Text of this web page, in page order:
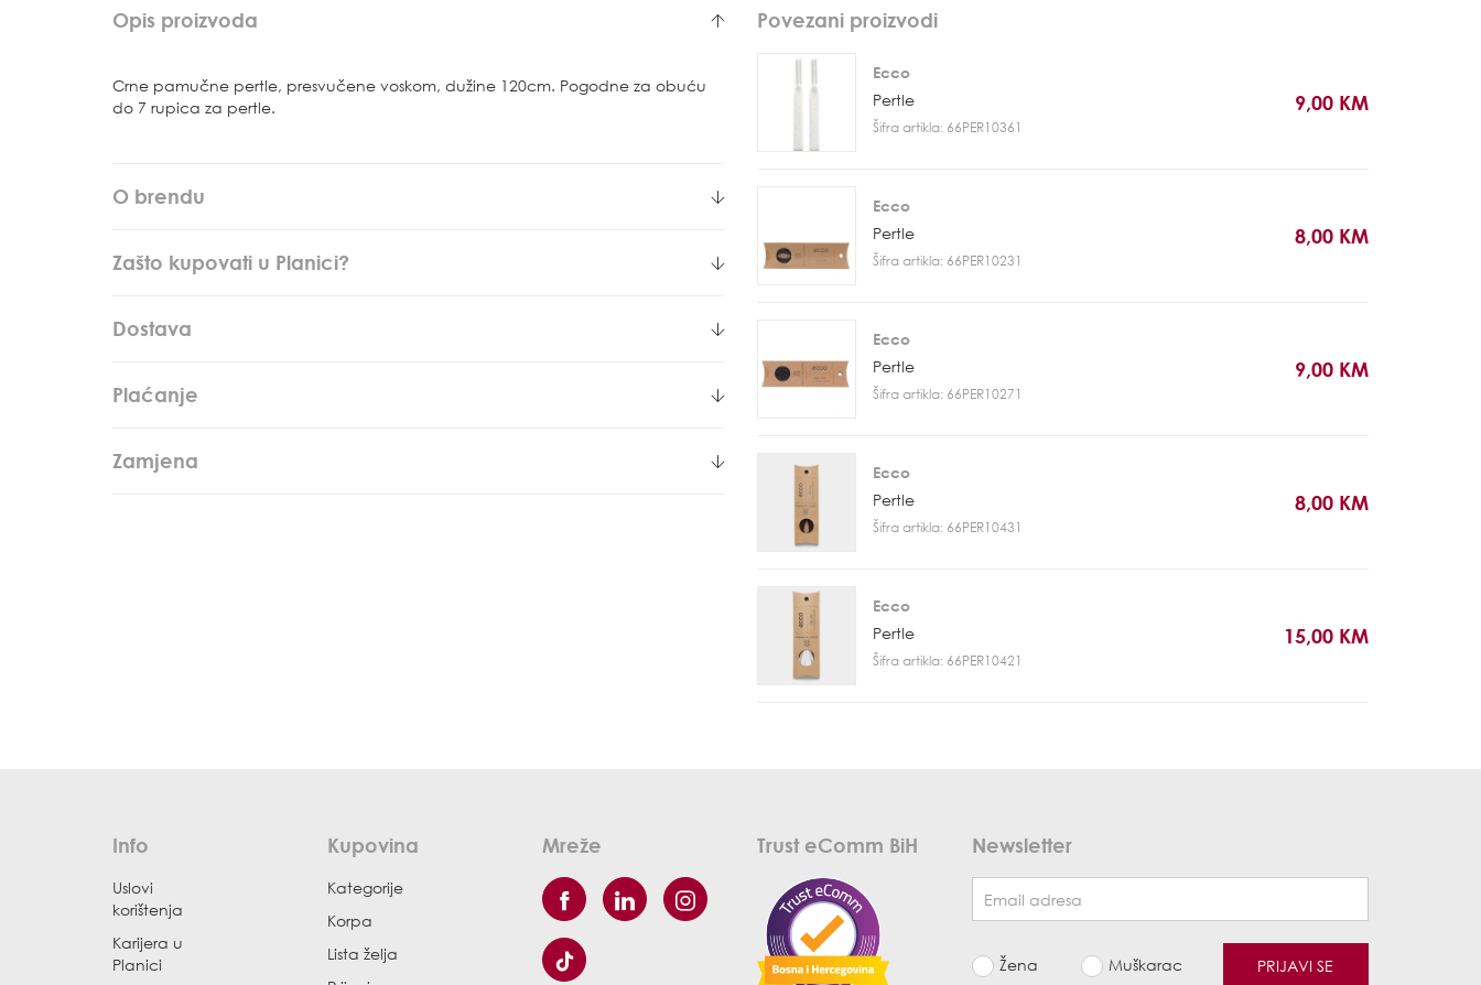
Opis proizvoda
Crne pamučne pertle, presvučene voskom, dužine 120cm. Pogodne za obuću
do 7 rupica za pertle.
O brendu
Zašto kupovati u Planici?
Dostava
Plaćanje
Zamjena
Povezani proizvodi
Ecco
Pertle
Šifra artikla: 66PER10361
9,00 KM
Ecco
Pertle
Šifra artikla: 66PER10231
8,00 KM
Ecco
Pertle
Šifra artikla: 66PER10271
9,00 KM
Ecco
Pertle
Šifra artikla: 66PER10431
8,00 KM
Ecco
Pertle
Šifra artikla: 66PER10421
15,00 KM
Info
Uslovi
korištenja
Karijera u
Planici
Kupovina
Kategorije
Korpa
Lista želja
Mreže Trust eComm BiH Newsletter
Žena Muškarac PRIJAVI SE